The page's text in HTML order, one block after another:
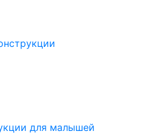
для малышей